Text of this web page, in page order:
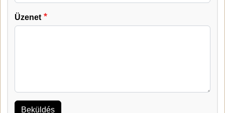
Üzenet